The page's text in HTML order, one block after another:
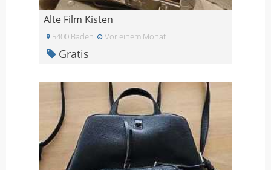
Alte Film Kisten
5400 Baden Vor einem Monat
Gratis